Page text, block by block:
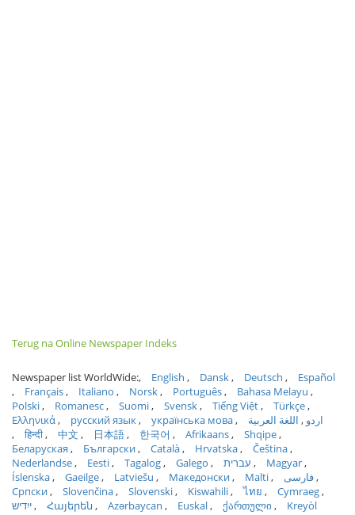
Terug na Online Newspaper Indeks
Newspaper list WorldWide: English Dansk Deutsch
Español
Français
Italiano Norsk Português
Bahasa Melayu
Polski
Romanesc Suomi Svensk Tiếng Việt
Türkçe
Ελληνικά
русский язык українська мова اردو
اللغة العربية
हिन्दी
中文 日本語 한국어 Afrikaans
Shqipe
Беларуская
Български Català Hrvatska
Čeština
Nederlandse
Eesti Tagalog Galego עברית
Magyar
Íslenska
Gaeilge Latviešu Македонски Malti
فارسی
Српски
Slovenčina Slovenski Kiswahili ไทย
Cymraeg
ייִדיש
Հայերեն Azərbaycan Euskal ქართული
Kreyòl